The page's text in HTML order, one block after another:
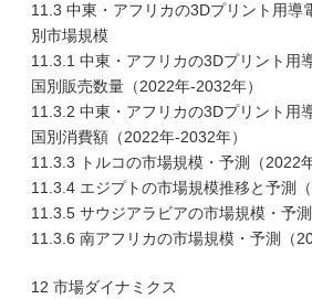
11.3 中東・アフリカの3Dプリント用導
別市場規模
11.3.1 中東・アフリカの3Dプリント用
国別販売数量（2022年-2032年）
11.3.2 中東・アフリカの3Dプリント用
国別消費額（2022年-2032年）
11.3.3 トルコの市場規模・予測（2022
11.3.4 エジプトの市場規模推移と予測
11.3.5 サウジアラビアの市場規模・予
11.3.6 南アフリカの市場規模・予測（
12 市場ダイナミクス